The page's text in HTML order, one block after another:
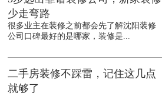
少走弯路
很多业主在装修之前都会先了解沈阳装修
公司口碑最好的是哪家，装修是...
二手房装修不踩雷，记住这几点
就够了